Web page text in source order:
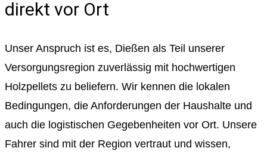
direkt vor Ort
Unser Anspruch ist es, Dießen als Teil unserer
Versorgungsregion zuverlässig mit hochwertigen
Holzpellets zu beliefern. Wir kennen die lokalen
Bedingungen, die Anforderungen der Haushalte und
auch die logistischen Gegebenheiten vor Ort. Unsere
Fahrer sind mit der Region vertraut und wissen,